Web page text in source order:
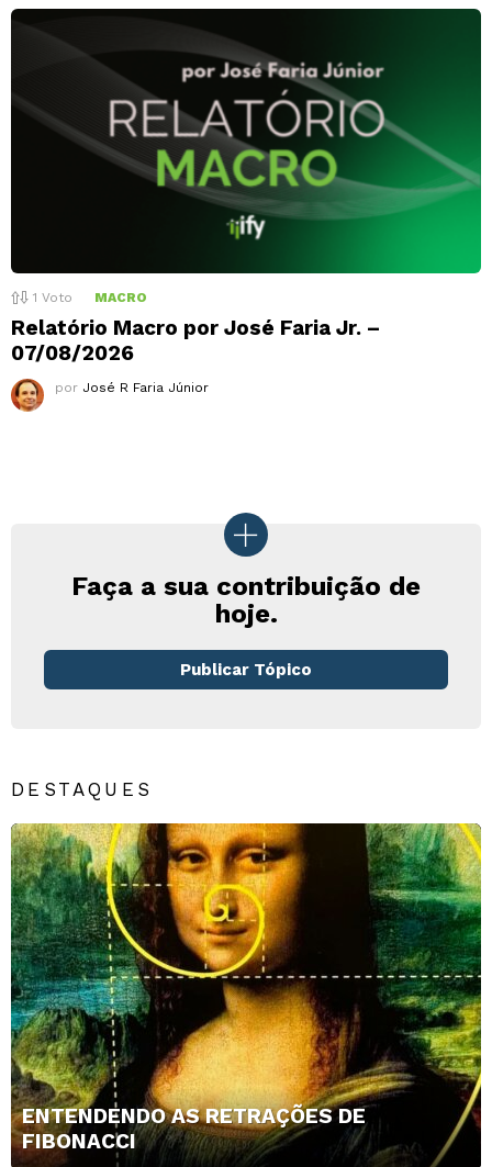
1 Voto MACRO
Relatório Macro por José Faria Jr. –
07/08/2026
por José R Faria Júnior
Faça a sua contribuição de
hoje.
Publicar Tópico
DESTAQUES
ENTENDENDO AS RETRAÇÕES DE
FIBONACCI